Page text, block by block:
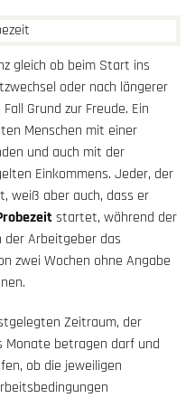
gleich ob beim Start ins
oder nach längerer
Grund zur Freude. Ein
Menschen mit einer
und auch mit der
Einkommens. Jeder, der
weiß aber auch, dass er
startet, während der
Arbeitgeber das
zwei Wochen ohne Angabe
Zeitraum, der
Monate betragen darf und
ob die jeweiligen